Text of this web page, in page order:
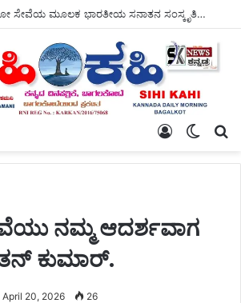
ಗೋ ಪೂಜೆ ಮತ್ತು ಗೋ ಸೇವೆಯ ಮೂಲಕ ಭಾರತೀಯ ಸನಾತನ ಸಂಸ್ಕೃತಿಯ ಉಳಿವಿಗೆ ಭದ್ರವಾದ ಅಡಿಪಾಯ ಹಾಕಲಾಗಿದೆ – ಸ್ವಾಮಿ ಜಪಾನಂದಜೀ ಮಹಾರಾಜ್ ಮೆಚ್ಚುಗೆ.
Switch
Log
ನಮ್ಮ ಆದರ್ಶವಾಗ
ಕುಮಾರ್.
April 20, 2026 26